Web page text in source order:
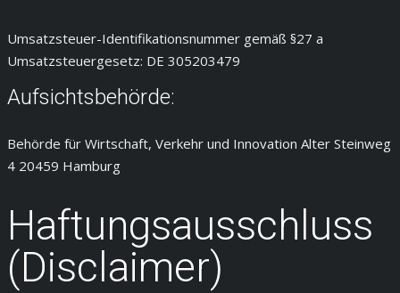
Umsatzsteuer-Identifikationsnummer gemäß §27 a
Umsatzsteuergesetz: DE 305203479
Aufsichtsbehörde:
Behörde für Wirtschaft, Verkehr und Innovation Alter Steinweg
4 20459 Hamburg
Haftungsausschluss
(Disclaimer)